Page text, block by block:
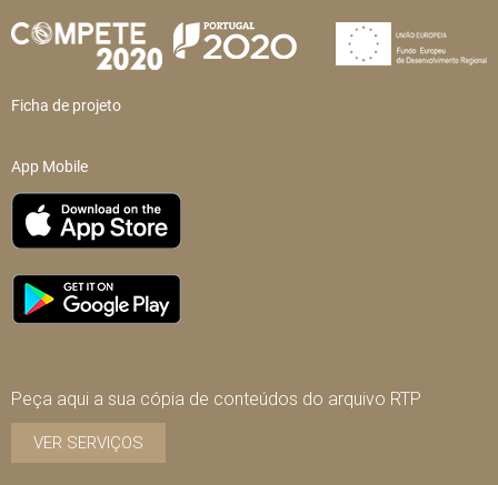
Ficha de projeto
App Mobile
Peça aqui a sua cópia de conteúdos do arquivo RTP
VER SERVIÇOS